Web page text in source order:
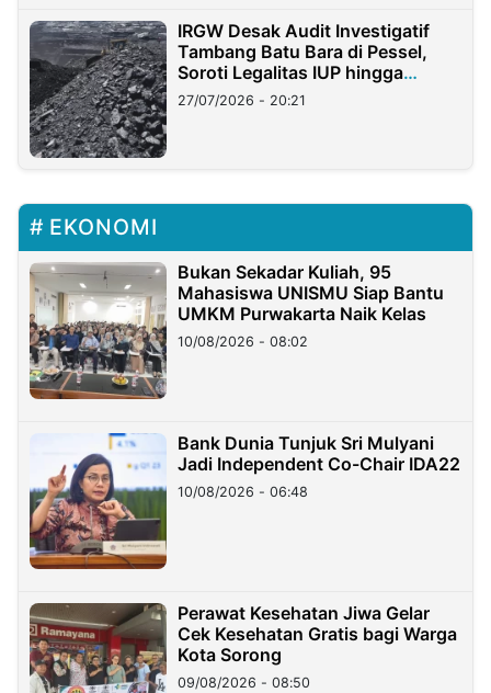
IRGW Desak Audit Investigatif
Tambang Batu Bara di Pessel,
Soroti Legalitas IUP hingga
Stockpile
27/07/2026 - 20:21
EKONOMI
Bukan Sekadar Kuliah, 95
Mahasiswa UNISMU Siap Bantu
UMKM Purwakarta Naik Kelas
10/08/2026 - 08:02
Bank Dunia Tunjuk Sri Mulyani
Jadi Independent Co-Chair IDA22
10/08/2026 - 06:48
Perawat Kesehatan Jiwa Gelar
Cek Kesehatan Gratis bagi Warga
Kota Sorong
09/08/2026 - 08:50